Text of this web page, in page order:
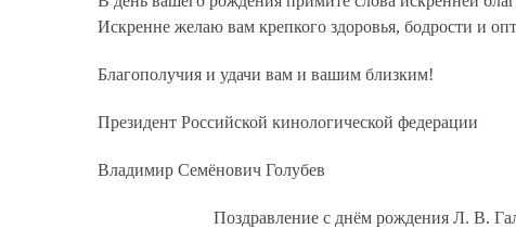
Искренне желаю вам крепкого здоровья, бодрости и
Благополучия и удачи вам и вашим близким!
Президент Российской кинологической федерации
Владимир Семёнович Голубев
Поздравление с днём рождения Л. В.